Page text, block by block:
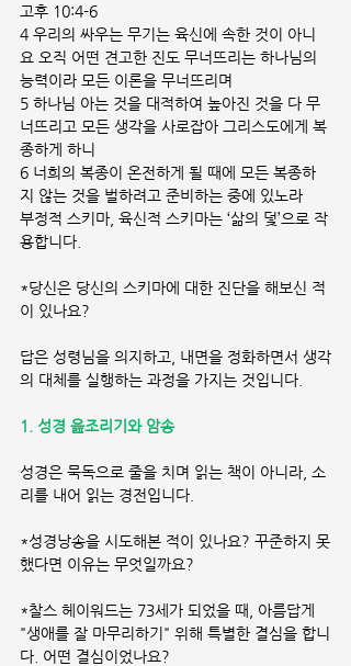
고후 10:4-6
4 우리의 싸우는 무기는 육신에 속한 것이 아니
요 오직 어떤 견고한 진도 무너뜨리는 하나님의
능력이라 모든 이론을 무너뜨리며
5 하나님 아는 것을 대적하여 높아진 것을 다 무
너뜨리고 모든 생각을 사로잡아 그리스도에게 복
종하게 하니
6 너희의 복종이 온전하게 될 때에 모든 복종하
지 않는 것을 벌하려고 준비하는 중에 있노라
부정적 스키마, 육신적 스키마는 ‘삶의 덫’으로 작
용합니다.
*당신은 당신의 스키마에 대한 진단을 해보신 적
이 있나요?
답은 성령님을 의지하고, 내면을 정화하면서 생각
의 대체를 실행하는 과정을 가지는 것입니다.
1. 성경 읊조리기와 암송
성경은 묵독으로 줄을 치며 읽는 책이 아니라, 소
리를 내어 읽는 경전입니다.
*성경낭송을 시도해본 적이 있나요? 꾸준하지 못
했다면 이유는 무엇일까요?
*찰스 헤이워드는 73세가 되었을 때, 아름답게
"생애를 잘 마무리하기" 위해 특별한 결심을 합니
다. 어떤 결심이었나요?